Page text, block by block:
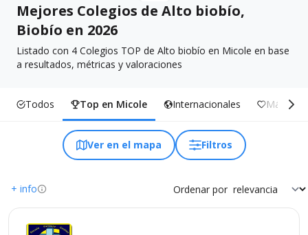
Mejores Colegios de Alto biobío,
Biobío en 2026
Listado con 4 Colegios TOP de Alto biobío en Micole en base
a resultados, métricas y valoraciones
Todos Top en Micole Internacionales Más
Ver en el mapa Filtros
+ info Ordenar por